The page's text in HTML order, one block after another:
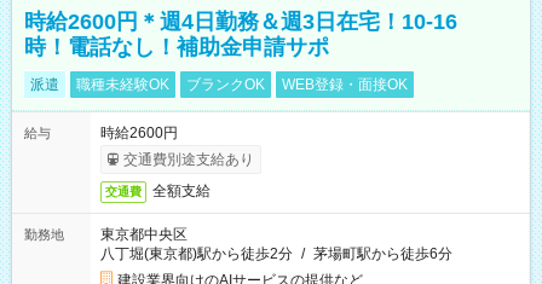
時給2600円＊週4日勤務＆週3日在宅！10-16
時！電話なし！補助金申請サポ
派遣 職種未経験OK ブランクOK WEB登録・面接OK
給与
時給2600円
交通費別途支給あり
交通費 全額支給
勤務地
東京都中央区
八丁堀(東京都)駅から徒歩2分 / 茅場町駅から徒歩6分
建設業界向けのAIサービスの提供など